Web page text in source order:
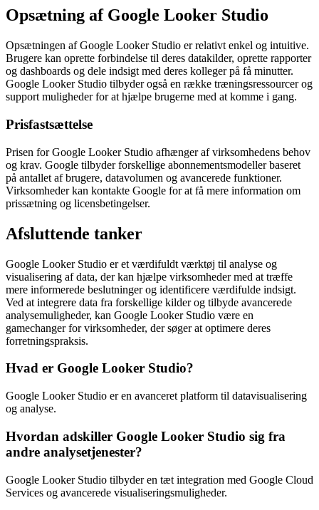
Opsætning af Google Looker Studio
Opsætningen af Google Looker Studio er relativt enkel og intuitive.
Brugere kan oprette forbindelse til deres datakilder, oprette rapporter
og dashboards og dele indsigt med deres kolleger på få minutter.
Google Looker Studio tilbyder også en række træningsressourcer og
support muligheder for at hjælpe brugerne med at komme i gang.
Prisfastsættelse
Prisen for Google Looker Studio afhænger af virksomhedens behov
og krav. Google tilbyder forskellige abonnementsmodeller baseret
på antallet af brugere, datavolumen og avancerede funktioner.
Virksomheder kan kontakte Google for at få mere information om
prissætning og licensbetingelser.
Afsluttende tanker
Google Looker Studio er et værdifuldt værktøj til analyse og
visualisering af data, der kan hjælpe virksomheder med at træffe
mere informerede beslutninger og identificere værdifulde indsigt.
Ved at integrere data fra forskellige kilder og tilbyde avancerede
analysemuligheder, kan Google Looker Studio være en
gamechanger for virksomheder, der søger at optimere deres
forretningspraksis.
Hvad er Google Looker Studio?
Google Looker Studio er en avanceret platform til datavisualisering
og analyse.
Hvordan adskiller Google Looker Studio sig fra
andre analysetjenester?
Google Looker Studio tilbyder en tæt integration med Google Cloud
Services og avancerede visualiseringsmuligheder.